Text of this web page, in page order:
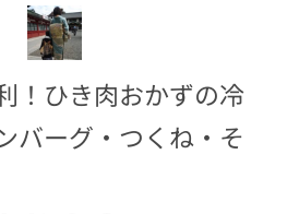
！ひき肉おかずの冷
バーグ・つくね・そ